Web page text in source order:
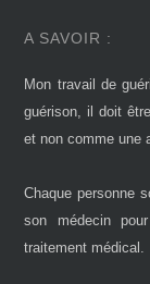
A SAVOIR :
Mon travail de
guérison, il doit
et non comme une
Chaque personne
son médecin
traitement médical.